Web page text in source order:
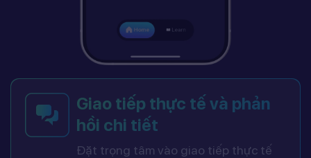
Giao tiếp thực tế và phản
hồi chi tiết
Đặt trọng tâm vào giao tiếp thực tế